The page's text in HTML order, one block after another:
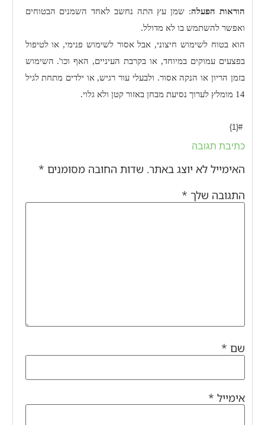
הוראות הפעלה: שמן עץ התה נחשב לאחד השמנים הבטוחים
ואפשר להשתמש בו לא מדולל.
הוא בטוח לשימוש חיצוני, אבל אסור לשימוש פנימי, או לטיפול
בפצעים עמוקים במיוחד, או בקרבת העיניים, האף וכו'. השימוש
בזמן הריון או הנקה אסור. ולבעלי עור רגיש, או ילדים מתחת לגיל
14 מומלץ לערוך נסיעת מבחן באזור קטן ולא גלוי.
#{1}
כתיבת תגובה
האימייל לא יוצג באתר. שדות החובה מסומנים *
התגובה שלך *
שם *
אימייל *